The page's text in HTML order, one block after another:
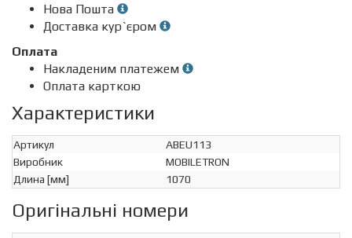
Нова Пошта
Доставка кур`єром
Оплата
Накладеним платежем
Оплата карткою
Характеристики
Артикул
ABEU113
Виробник
MOBILETRON
Длина [мм]
1070
Оригінальні номери